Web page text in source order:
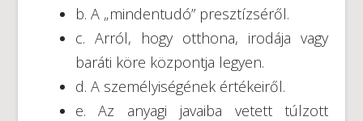
b. A „mindentudó” presztízséről.
c. Arról, hogy otthona, irodája vagy
baráti köre központja legyen.
d. A személyiségének értékeiről.
e. Az anyagi javaiba vetett túlzott